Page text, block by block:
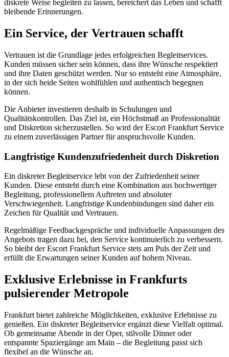
diskrete Weise begleiten zu lassen, bereichert das Leben und schafft
bleibende Erinnerungen.
Ein Service, der Vertrauen schafft
Vertrauen ist die Grundlage jedes erfolgreichen Begleitservices.
Kunden müssen sicher sein können, dass ihre Wünsche respektiert
und ihre Daten geschützt werden. Nur so entsteht eine Atmosphäre,
in der sich beide Seiten wohlfühlen und authentisch begegnen
können.
Die Anbieter investieren deshalb in Schulungen und
Qualitätskontrollen. Das Ziel ist, ein Höchstmaß an Professionalität
und Diskretion sicherzustellen. So wird der Escort Frankfurt Service
zu einem zuverlässigen Partner für anspruchsvolle Kunden.
Langfristige Kundenzufriedenheit durch Diskretion
Ein diskreter Begleitservice lebt von der Zufriedenheit seiner
Kunden. Diese entsteht durch eine Kombination aus hochwertiger
Begleitung, professionellem Auftreten und absoluter
Verschwiegenheit. Langfristige Kundenbindungen sind daher ein
Zeichen für Qualität und Vertrauen.
Regelmäßige Feedbackgespräche und individuelle Anpassungen des
Angebots tragen dazu bei, den Service kontinuierlich zu verbessern.
So bleibt der Escort Frankfurt Service stets am Puls der Zeit und
erfüllt die Erwartungen seiner Kunden auf hohem Niveau.
Exklusive Erlebnisse in Frankfurts
pulsierender Metropole
Frankfurt bietet zahlreiche Möglichkeiten, exklusive Erlebnisse zu
genießen. Ein diskreter Begleitservice ergänzt diese Vielfalt optimal.
Ob gemeinsame Abende in der Oper, stilvolle Dinner oder
entspannte Spaziergänge am Main – die Begleitung passt sich
flexibel an die Wünsche an.